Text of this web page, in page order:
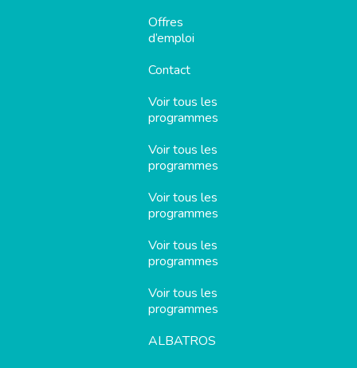
Offres
d’emploi
Contact
Voir tous les
programmes
Voir tous les
programmes
Voir tous les
programmes
Voir tous les
programmes
Voir tous les
programmes
ALBATROS